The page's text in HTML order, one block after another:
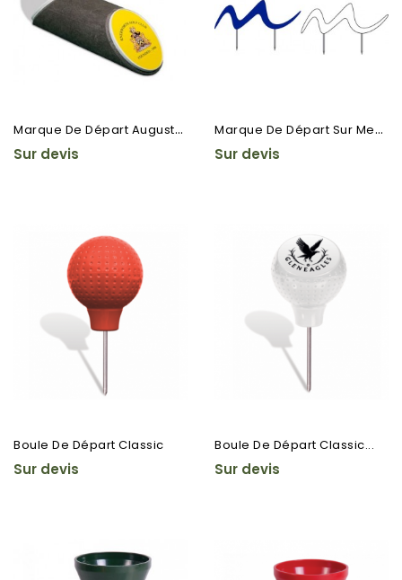
M
Arque De Départ Augusta...
Sur devis
M
Arque De Départ Sur Mesure
Sur devis
Boule De Départ Classic
Sur devis
Boule De Départ Classic...
Sur devis